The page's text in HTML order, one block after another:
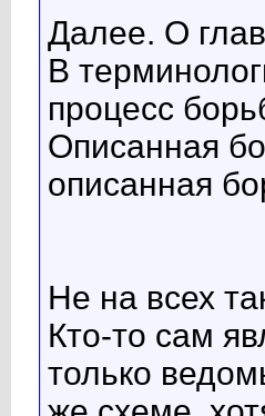
Далее. О
В
процесс
Описанная
описанная
Не на всех
Кто-то сам
только